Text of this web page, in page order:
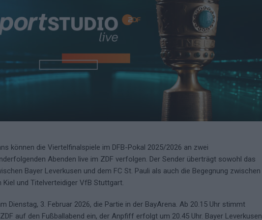
können die Viertelfinalspiele im DFB-Pokal 2025/2026 an zwei
Abenden live im ZDF verfolgen. Der Sender überträgt sowohl das
Bayer Leverkusen und dem FC St. Pauli als auch die Begegnung zwischen
Kiel und Titelverteidiger VfB Stuttgart.
Dienstag, 3. Februar 2026, die Partie in der BayArena. Ab 20.15 Uhr stimmt
auf den Fußballabend ein, der Anpfiff erfolgt um 20.45 Uhr. Bayer Leverkusen